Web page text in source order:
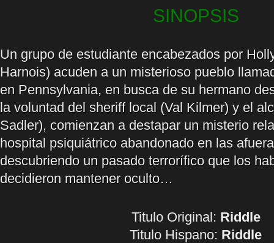
SINOPSIS
Un grupo de estudiante encabezados por
Harnois) acuden a un misterioso pueblo
en Pennsylvania, en busca de su hermano
la voluntad del sheriff local (Val Kilmer) y el
Sadler), comienzan a destapar un misterio
hospital psiquiátrico abandonado en las
descubriendo un pasado terrorífico que los
decidieron mantener oculto…
Titulo Original: Riddle
Titulo Hispano: Riddle